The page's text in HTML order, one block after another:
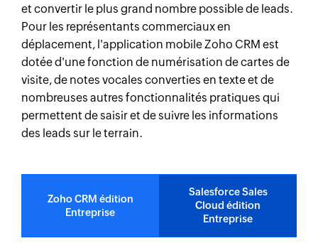
et convertir le plus grand nombre possible de leads.
Pour les représentants commerciaux en
déplacement, l'application mobileZoho CRM est
dotée d'une fonction de numérisation de cartes de
visite, de notes vocales converties en texte et de
nombreuses autres fonctionnalités pratiques qui
permettent de saisir et de suivre les informations
des leads sur le terrain.
Zoho CRM édition
Entreprise
Salesforce Sales
Cloud édition
Entreprise